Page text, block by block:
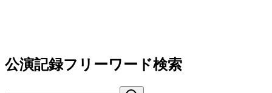
公演記録フリーワード検索